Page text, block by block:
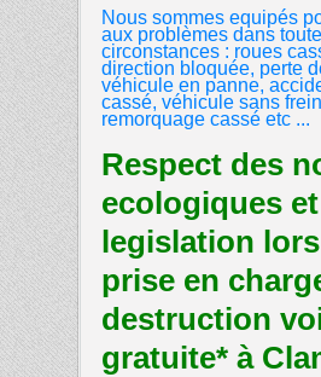
Nous sommes equipés
aux problèmes dans
circonstances : roues
direction bloquée, perte
véhicule en panne,
cassé, véhicule sans
remorquage cassé etc ...
Respect des
ecologiques
legislation
prise en
destruction
gratuite* à